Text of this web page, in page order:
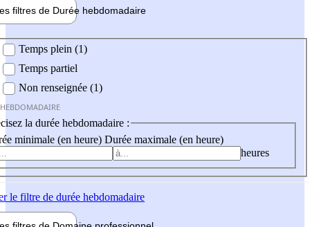
filtres de Durée hebdomadaire
Temps plein (1)
Temps partiel
Non renseignée (1)
la durée hebdomadaire :
minimale (en heure) Durée maximale (en heure)
heures
le filtre de durée hebdomadaire